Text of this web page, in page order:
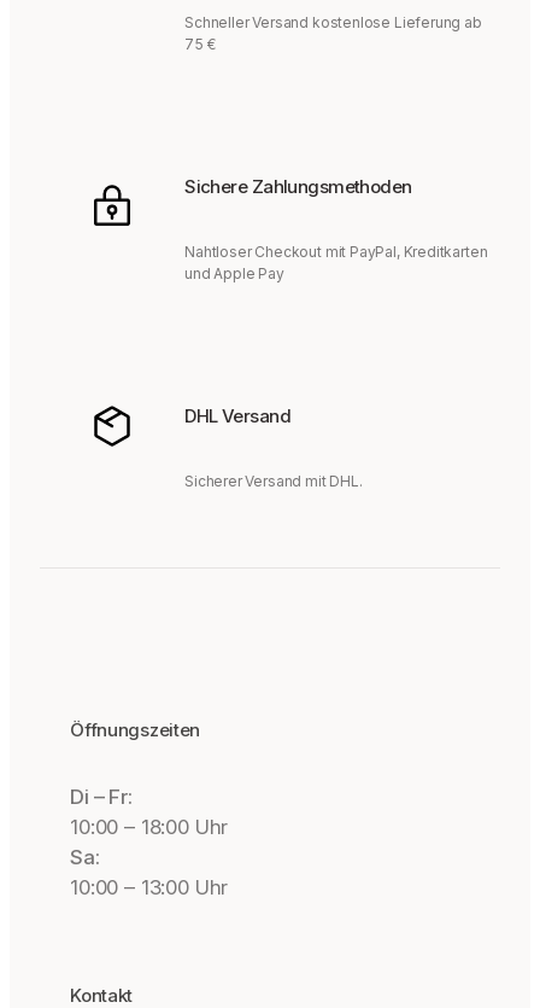
Schneller Versand kostenlose Lieferung ab
75 €
Sichere Zahlungsmethoden
Nahtloser Checkout mit PayPal, Kreditkarten
und Apple Pay
DHL Versand
Sicherer Versand mit DHL.
Öffnungszeiten
Di – Fr:
10:00 – 18:00 Uhr
Sa:
10:00 – 13:00 Uhr
Kontakt